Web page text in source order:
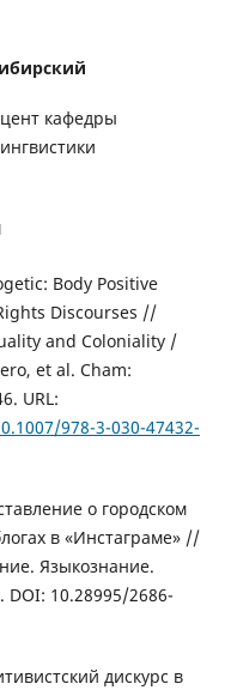
кафедры
Body Positive
Discourses //
and Coloniality /
et al. Cham:
URL:
978-3-030-47432-
о городском
в «Инстаграме» //
Языкознание.
DOI: 10.28995/2686-
дискурс в